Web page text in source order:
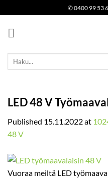
to
content
✆0400 99 53
Etsi:
LED 48 V
Published 15.11.2022at
48 V
Vuoraa meiltä LED